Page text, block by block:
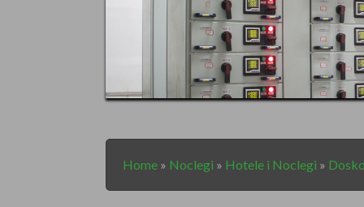
Home » Noclegi » Hotele i Noclegi »